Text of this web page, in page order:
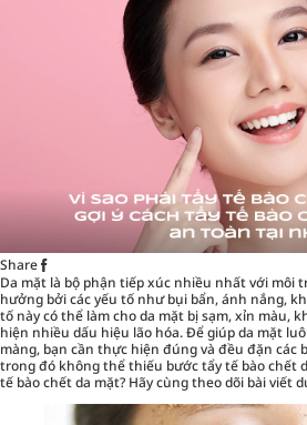
Share
Da mặt là bộ phận tiếp xúc nhiều nhất với môi
hưởng bởi các yếu tố như bụi bẩn, ánh nắng,
tố này có thể làm cho da mặt bị sạm, xỉn màu,
hiện nhiều dấu hiệu lão hóa. Để giúp da mặt
màng, bạn cần thực hiện đúng và đều đặn các
trong đó không thể thiếu bước tẩy tế bào chết
tế bào chết da mặt? Hãy cùng theo dõi bài viết